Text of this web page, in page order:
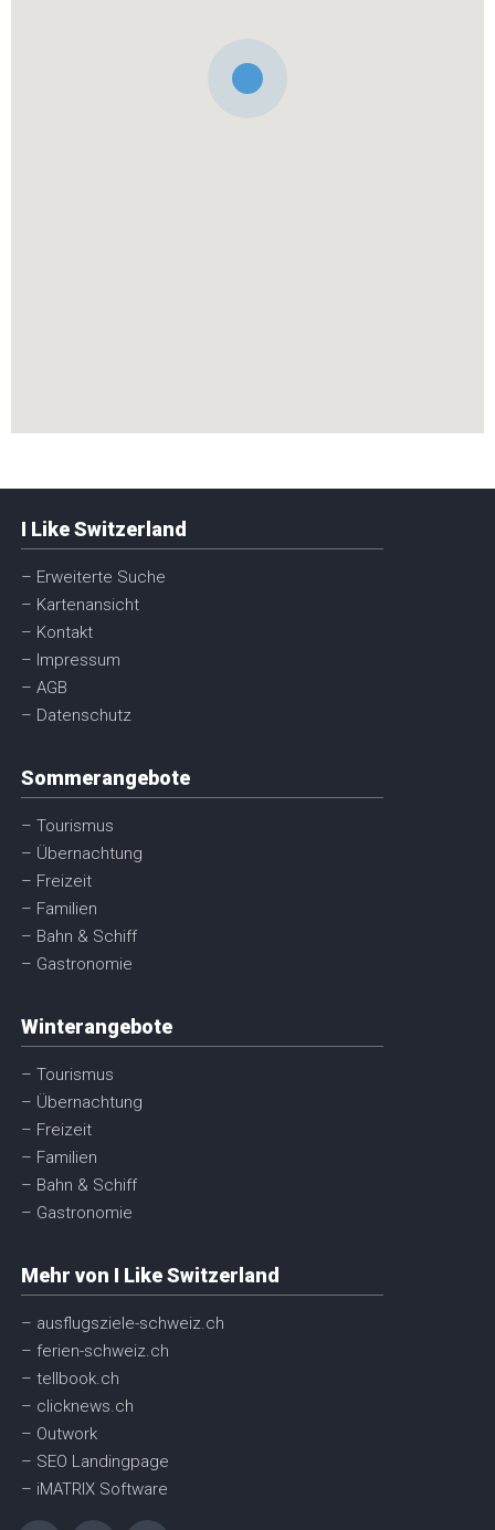
I Like Switzerland
– Erweiterte Suche
– Kartenansicht
– Kontakt
– Impressum
– AGB
– Datenschutz
Sommerangebote
– Tourismus
– Übernachtung
– Freizeit
– Familien
– Bahn & Schiff
– Gastronomie
Winterangebote
– Tourismus
– Übernachtung
– Freizeit
– Familien
– Bahn & Schiff
– Gastronomie
Mehr von I Like Switzerland
– ausflugsziele-schweiz.ch
– ferien-schweiz.ch
– tellbook.ch
– clicknews.ch
– Outwork
– SEO Landingpage
– iMATRIX Software